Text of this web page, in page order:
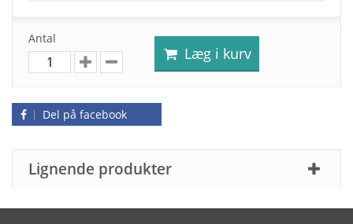
Antal
Læg i kurv
Del på facebook
Lignende produkter